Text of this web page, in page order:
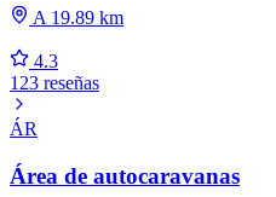
A 19.89 km
4.3
123 reseñas
ÁR
Área de autocaravanas